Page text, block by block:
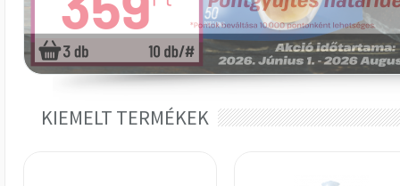
KIEMELT TERMÉKEK